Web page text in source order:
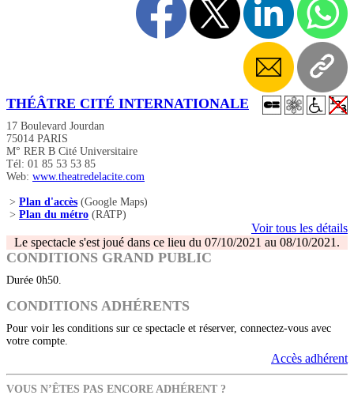
THÉÂTRE CITÉ INTERNATIONALE
17 Boulevard Jourdan
75014 PARIS
M° RER B Cité Universitaire
Tél: 01 85 53 53 85
Web: www.theatredelacite.com
> Plan d'accès (Google Maps)
> Plan du métro (RATP)
Voir tous les détails
Le spectacle s'est joué dans ce lieu du 07/10/2021 au 08/10/2021.
CONDITIONS GRAND PUBLIC
Durée 0h50.
CONDITIONS ADHÉRENTS
Pour voir les conditions sur ce spectacle et réserver, connectez-vous avec
votre compte.
Accès adhérent
VOUS N’ÊTES PAS ENCORE ADHÉRENT ?